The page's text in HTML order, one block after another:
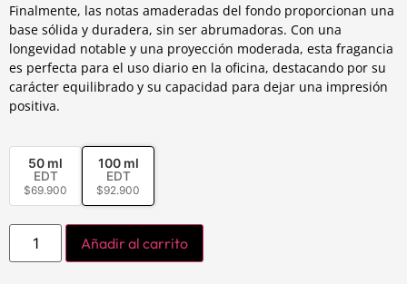
Finalmente, las notas amaderadas del fondo proporcionan una
base sólida y duradera, sin ser abrumadoras. Con una
longevidad notable y una proyección moderada, esta fragancia
es perfecta para el uso diario en la oficina, destacando por su
carácter equilibrado y su capacidad para dejar una impresión
positiva.
50 ml
EDT
$69.900
100 ml
EDT
$92.900
Añadir al carrito